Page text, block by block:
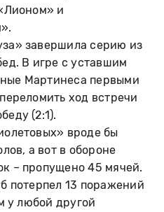
и
завершила серию из
В игре с уставшим
Мартинеса первыми
ход встречи
(2:1).
вроде бы
а вот в обороне
– пропущено 45 мячей.
потерпел 13 поражений
у любой другой